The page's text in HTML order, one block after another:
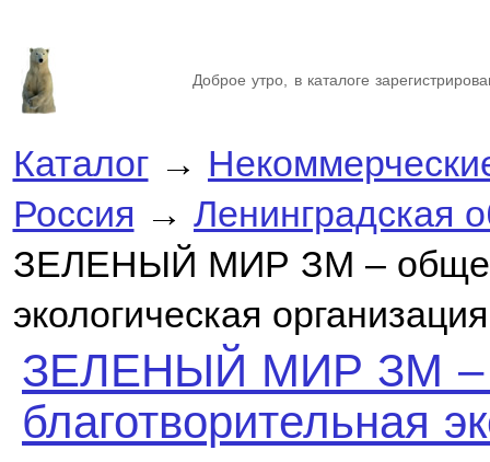
Доброе утро, в каталоге
Каталог→
Россия → Ленинградская
ЗЕЛЕНЫЙ МИР ЗМ –
экологическая организация
ЗЕЛЕНЫЙ МИР ЗМ –
благотворительная